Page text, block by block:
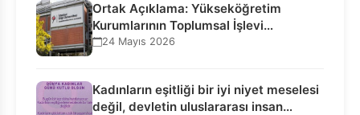
Ortak Açıklama: Yükseköğretim
Kurumlarının Toplumsal İşlevi
Kurucularının Ticari Akıbetine
24 Mayıs 2026
Kadınların eşitliği bir iyi niyet meselesi
değil, devletin uluslararası insan…